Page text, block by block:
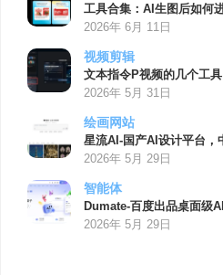
工具合集：AI生图后如何
2026年 6月 11日
视频剪辑
文本指令P视频的几个工具
2026年 5月 31日
绘画网站
星流AI-国产AI设计平台，
2026年 5月 29日
智能体
Dumate-百度出品桌面级
2026年 5月 29日